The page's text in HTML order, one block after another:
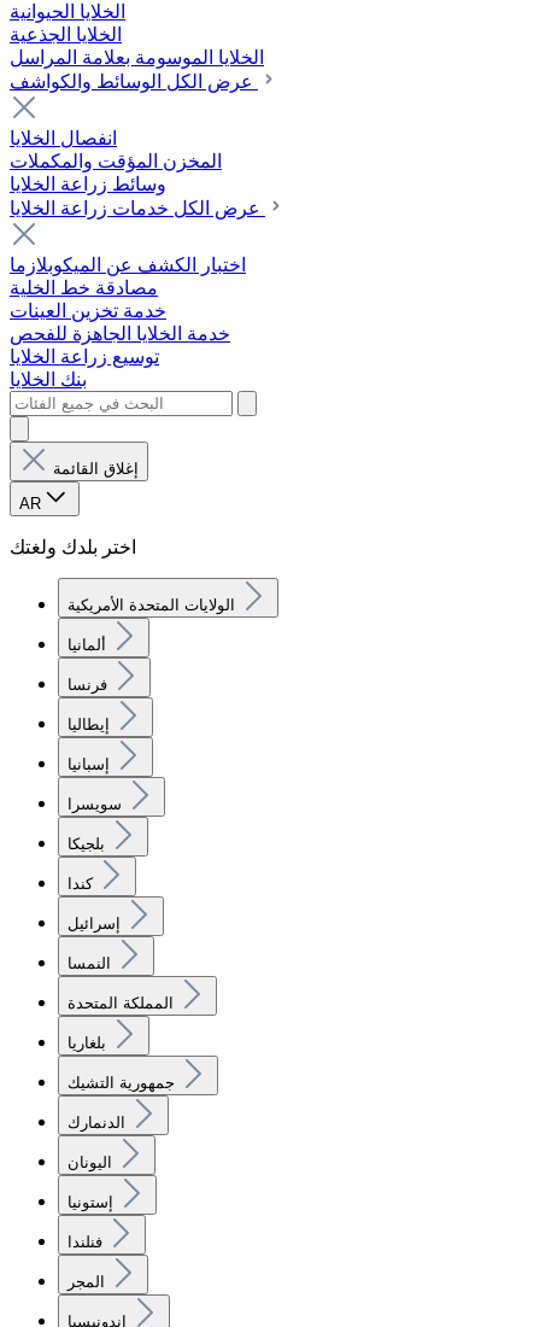
الخلايا الحيوانية
الخلايا الجذعية
الخلايا الموسومة بعلامة المراسل
انفصال الخلايا
المخزن المؤقت والمكملات
وسائط زراعة الخلايا
اختبار الكشف عن الميكوبلازما
مصادقة خط الخلية
خدمة تخزين العينات
خدمة الخلايا الجاهزة للفحص
توسيع زراعة الخلايا
بنك الخلايا
إغلاق القائمة
AR
اختر بلدك ولغتك
الولايات المتحدة الأمريكية
ألمانيا
فرنسا
إيطاليا
إسبانيا
سويسرا
بلجيكا
كندا
إسرائيل
النمسا
المملكة المتحدة
بلغاريا
جمهورية التشيك
الدنمارك
اليونان
إستونيا
فنلندا
المجر
إندونيسيا